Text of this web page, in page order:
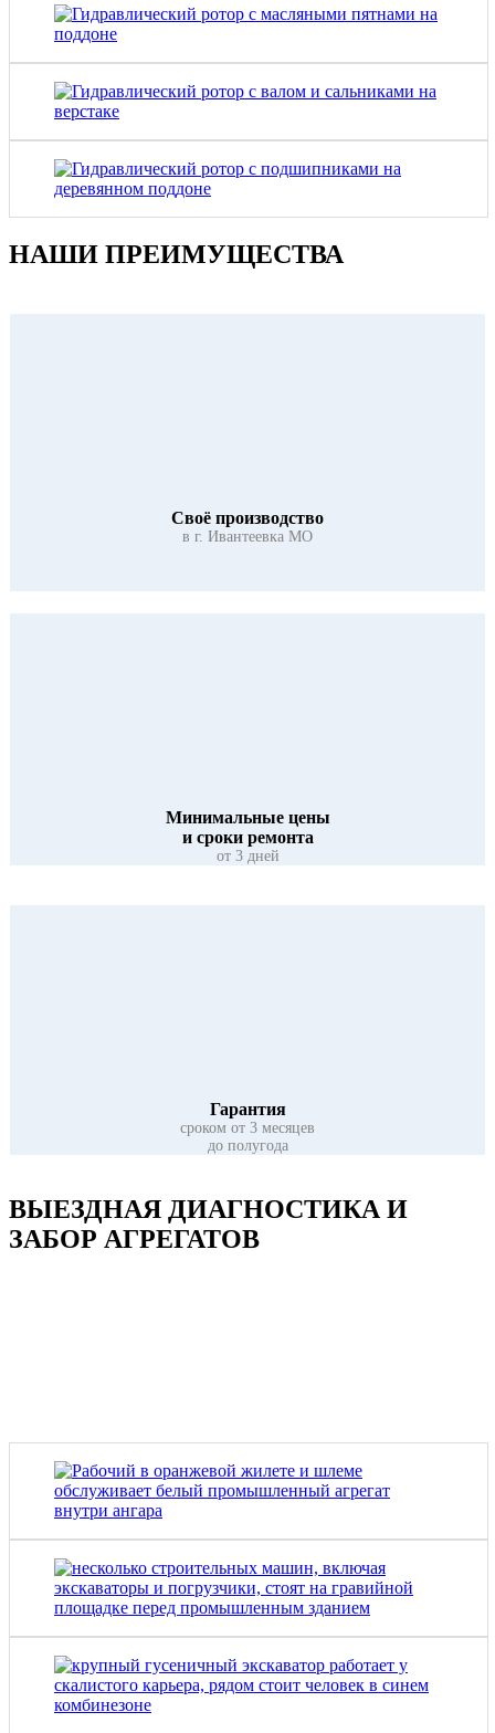
НАШИ ПРЕИМУЩЕСТВА
Своё производство
в г. Ивантеевка МО
Минимальные цены
и сроки ремонта
от 3 дней
Гарантия
сроком от 3 месяцев
до полугода
ВЫЕЗДНАЯ ДИАГНОСТИКА И
ЗАБОР АГРЕГАТОВ